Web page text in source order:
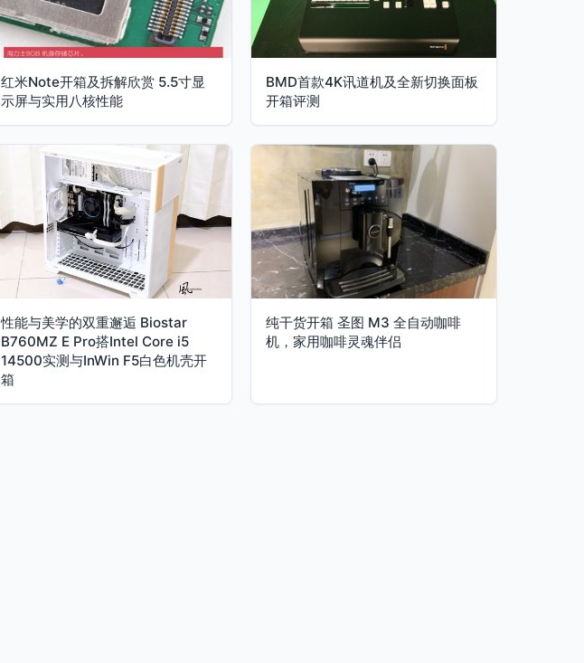
红米Note开箱及拆解欣赏 5.5寸显
示屏与实用八核性能
BMD首款4K讯道机及全新切换面板
开箱评测
性能与美学的双重邂逅 Biostar
B760MZ E Pro搭Intel Core i5
14500实测与InWin F5白色机壳开
箱
纯干货开箱 圣图 M3 全自动咖啡
机，家用咖啡灵魂伴侣